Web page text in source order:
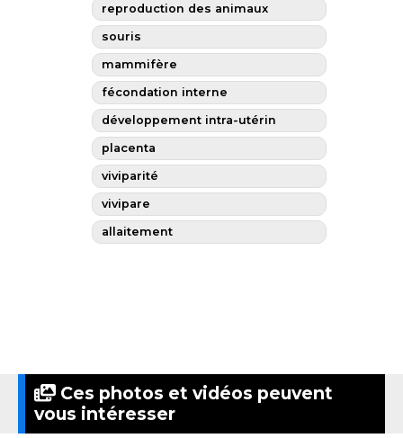
reproduction des animaux
souris
mammifère
fécondation interne
développement intra-utérin
placenta
viviparité
vivipare
allaitement
Ces photos et vidéos peuvent
vous intéresser